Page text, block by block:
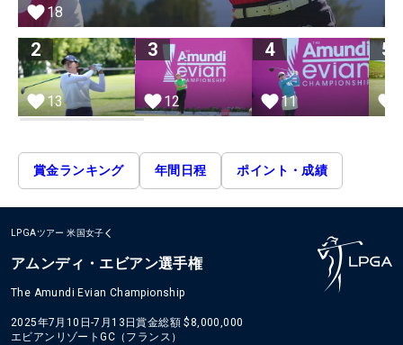
18
2
13
3
12
4
11
5
賞金ランキング 年間日程 ポイント・成績
LPGAツアー 米国女子
アムンディ・エビアン選手権
The Amundi Evian Championship
2025年7月10日-7月13日賞金総額 $8,000,000
エビアンリゾートGC（フランス）